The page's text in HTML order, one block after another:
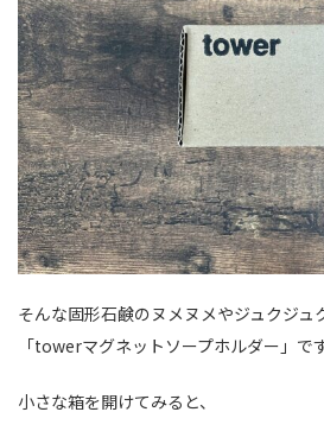
そんな固形石鹸のヌメヌメやジュクジュ
「towerマグネットソープホルダー」です
小さな箱を開けてみると、